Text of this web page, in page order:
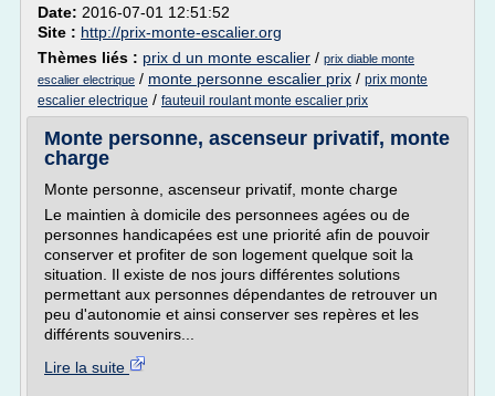
Date: 2016-07-01 12:51:52
Site : http://prix-monte-escalier.org
Thèmes liés : prix d un monte escalier / prix diable monte
escalier electrique / monte personne escalier prix / prix monte
escalier electrique / fauteuil roulant monte escalier prix
Monte personne, ascenseur privatif, monte
charge
Monte personne, ascenseur privatif, monte charge
Le maintien à domicile des personnees agées ou de
personnes handicapées est une priorité afin de pouvoir
conserver et profiter de son logement quelque soit la
situation. Il existe de nos jours différentes solutions
permettant aux personnes dépendantes de retrouver un
peu d'autonomie et ainsi conserver ses repères et les
différents souvenirs...
Lire la suite